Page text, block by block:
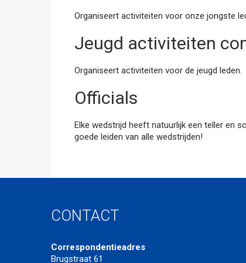
Organiseert activiteiten voor onze jongste
Jeugd activiteiten
Organiseert activiteiten voor de jeugd leden.
Officials
Elke wedstrijd heeft natuurlijk een teller en
goede leiden van alle wedstrijden!
CONTACT
Correspondentieadres
Brugstraat 61